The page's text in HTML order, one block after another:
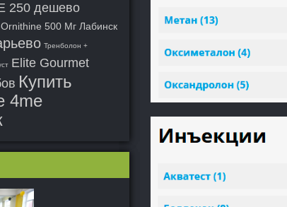
250 дешево
500 Мг Лабинск
Тренболон +
Elite Gourmet
Купить
4me